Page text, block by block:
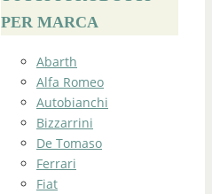
PER MARCA
Abarth
Alfa Romeo
Autobianchi
Bizzarrini
De Tomaso
Ferrari
Fiat